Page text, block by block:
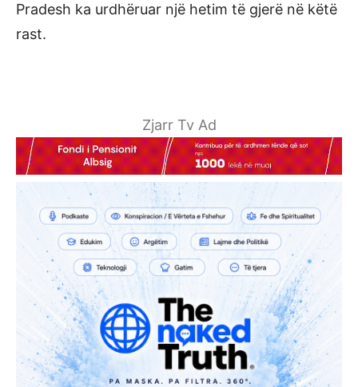
Pradesh ka urdhëruar një hetim të gjerë në këtë
rast.
Zjarr Tv Ad